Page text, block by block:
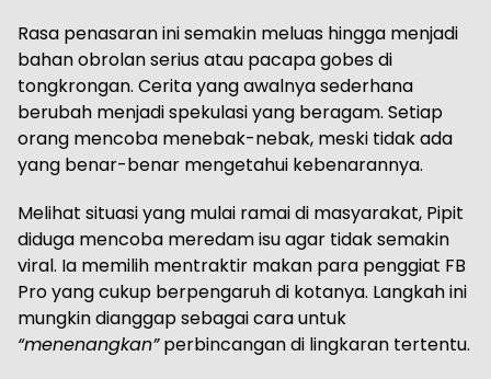
Rasa penasaran ini semakin meluas hingga menjadi
bahan obrolan serius atau pacapa gobes di
tongkrongan. Cerita yang awalnya sederhana
berubah menjadi spekulasi yang beragam. Setiap
orang mencoba menebak-nebak, meski tidak ada
yang benar-benar mengetahui kebenarannya.
Melihat situasi yang mulai ramai di masyarakat, Pipit
diduga mencoba meredam isu agar tidak semakin
viral. Ia memilih mentraktir makan para penggiat FB
Pro yang cukup berpengaruh di kotanya. Langkah ini
mungkin dianggap sebagai cara untuk
“menenangkan”perbincangan di lingkaran tertentu.